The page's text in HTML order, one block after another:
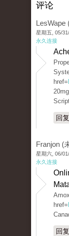
评论
LesWape
星期五, 05/
永久连接
href=
回复
Franjon (
星期六, 06/
永久连接
href=
回复